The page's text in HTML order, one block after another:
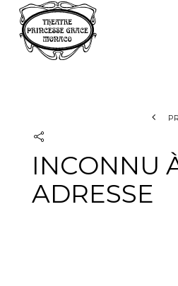
Le TPG
INCONNU
ADRESSE
Panneau de gestion des cookies